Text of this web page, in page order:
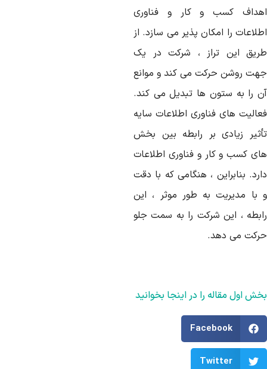
کسب و کار و فناوری
را امکان پذیر می سازد. از
این تراز ، شرکت در یک
روشن حرکت می کند و موانع
را به ستون ها تبدیل می کند.
های فناوری اطلاعات سایه
زیادی بر رابطه بین بخش
کسب و کار و فناوری اطلاعات
بنابراین ، هنگامی که با دقت
با مدیریت به طور موثر ، این
، این شرکت را به سمت جلو
می دهد.
اول مقاله را در اینجا بخوانید
Facebook
Twitter